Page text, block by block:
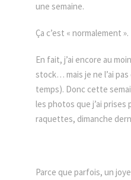
une semaine.
Ça c’est « normalement ».
En fait, j’ai encore au
stock… mais je ne l’ai
temps). Donc cette
les photos que j’ai prises
raquettes, dimanche
Parce que parfois, un